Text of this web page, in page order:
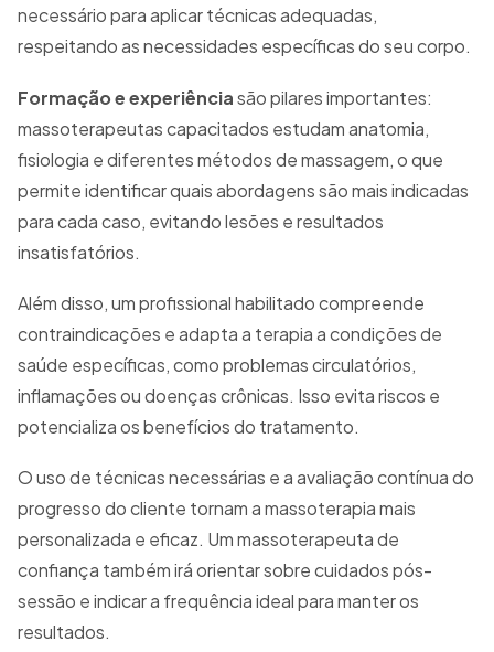
necessário para aplicar técnicas adequadas,
respeitando as necessidades específicas do seu corpo.
Formação e experiênciasão pilares importantes:
massoterapeutas capacitados estudam anatomia,
fisiologia e diferentes métodos de massagem, o que
permite identificar quais abordagens são mais indicadas
para cada caso, evitando lesões e resultados
insatisfatórios.
Além disso, um profissional habilitado compreende
contraindicações e adapta a terapia a condições de
saúde específicas, como problemas circulatórios,
inflamações ou doenças crônicas. Isso evita riscos e
potencializa os benefícios do tratamento.
O uso de técnicas necessárias e a avaliação contínua do
progresso do cliente tornam a massoterapia mais
personalizada e eficaz. Um massoterapeuta de
confiança também irá orientar sobre cuidados pós-
sessão e indicar a frequência ideal para manter os
resultados.